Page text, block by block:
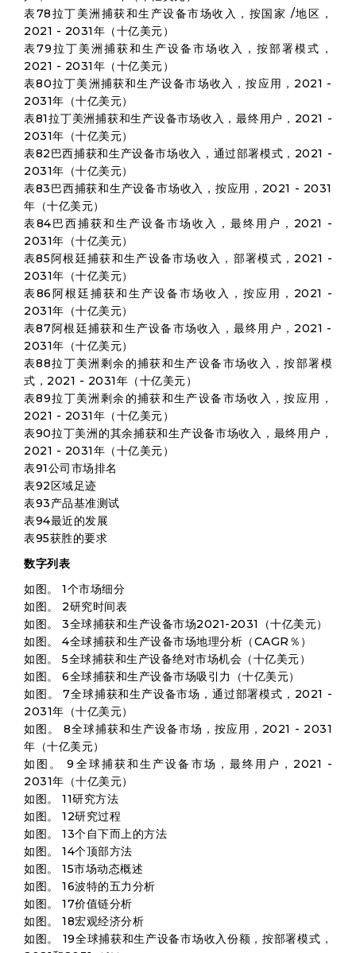
表78拉丁美洲捕获和生产设备市场收入，按国家 /地区，
2021 - 2031年（十亿美元）
表79拉丁美洲捕获和生产设备市场收入，按部署模式，
2021 - 2031年（十亿美元）
表80拉丁美洲捕获和生产设备市场收入，按应用，2021 -
2031年（十亿美元）
表81拉丁美洲捕获和生产设备市场收入，最终用户，2021 -
2031年（十亿美元）
表82巴西捕获和生产设备市场收入，通过部署模式，2021 -
2031年（十亿美元）
表83巴西捕获和生产设备市场收入，按应用，2021 - 2031
年（十亿美元）
表84巴西捕获和生产设备市场收入，最终用户，2021 -
2031年（十亿美元）
表85阿根廷捕获和生产设备市场收入，部署模式，2021 -
2031年（十亿美元）
表86阿根廷捕获和生产设备市场收入，按应用，2021 -
2031年（十亿美元）
表87阿根廷捕获和生产设备市场收入，最终用户，2021 -
2031年（十亿美元）
表88拉丁美洲剩余的捕获和生产设备市场收入，按部署模
式，2021 - 2031年（十亿美元）
表89拉丁美洲剩余的捕获和生产设备市场收入，按应用，
2021 - 2031年（十亿美元）
表90拉丁美洲的其余捕获和生产设备市场收入，最终用户，
2021 - 2031年（十亿美元）
表91公司市场排名
表92区域足迹
表93产品基准测试
表94最近的发展
表95获胜的要求
数字列表
如图。 1个市场细分
如图。 2研究时间表
如图。 3全球捕获和生产设备市场2021-2031（十亿美元）
如图。 4全球捕获和生产设备市场地理分析（CAGR％）
如图。 5全球捕获和生产设备绝对市场机会（十亿美元）
如图。 6全球捕获和生产设备市场吸引力（十亿美元）
如图。 7全球捕获和生产设备市场，通过部署模式，2021 -
2031年（十亿美元）
如图。 8全球捕获和生产设备市场，按应用，2021 - 2031
年（十亿美元）
如图。 9全球捕获和生产设备市场，最终用户，2021 -
2031年（十亿美元）
如图。 11研究方法
如图。 12研究过程
如图。 13个自下而上的方法
如图。 14个顶部方法
如图。 15市场动态概述
如图。 16波特的五力分析
如图。 17价值链分析
如图。 18宏观经济分析
如图。 19全球捕获和生产设备市场收入份额，按部署模式，